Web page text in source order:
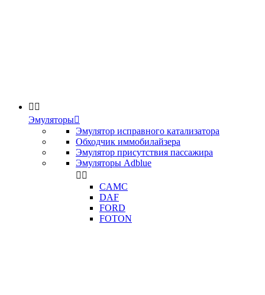
 
Эмуляторы
Эмулятор исправного катализатора
Обходчик иммобилайзера
Эмулятор присутствия пассажира
Эмуляторы Adblue
 
CAMC
DAF
FORD
FOTON